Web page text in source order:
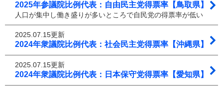
2025年参議院比例代表：自由民主党得票率【鳥取県】
人口が集中し働き盛りが多いところで自民党の得票率が低い
2025.07.15更新
2024年衆議院比例代表：社会民主党得票率【沖縄県】
2025.07.15更新
2024年衆議院比例代表：日本保守党得票率【愛知県】